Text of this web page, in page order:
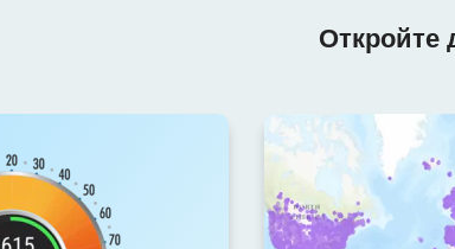
Откройте